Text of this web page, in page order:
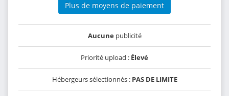
Plus de moyens de paiement
Aucunepublicité
Priorité upload : Élevé
Hébergeurs sélectionnés : PAS DE LIMITE